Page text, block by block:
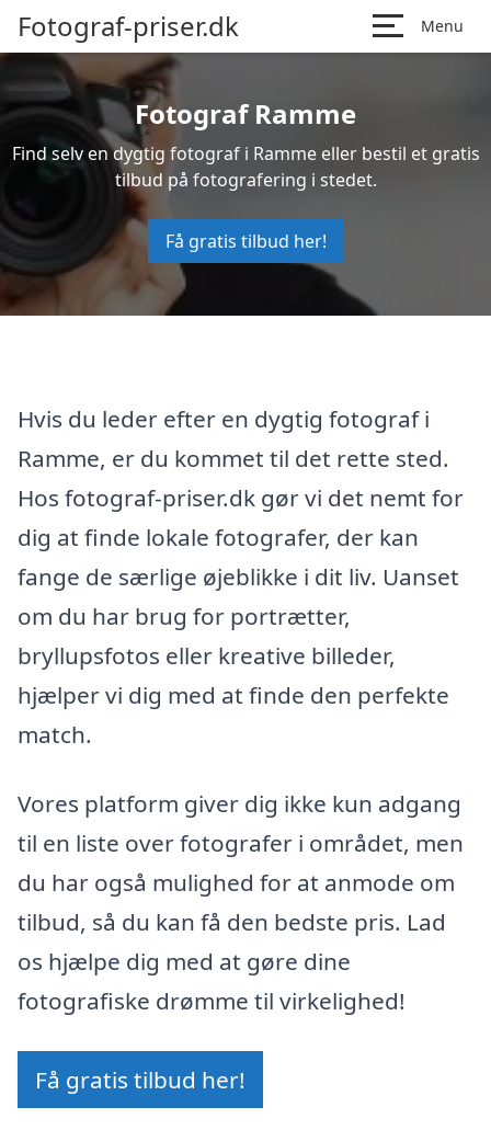
Fotograf-priser.dk Menu
Fotograf Ramme
Find selv en dygtig fotograf i Ramme eller bestil et gratis
tilbud på fotografering i stedet.
Få gratis tilbud her!
Hvis du leder efter en dygtig fotograf i
Ramme, er du kommet til det rette sted.
Hos fotograf-priser.dk gør vi det nemt for
dig at finde lokale fotografer, der kan
fange de særlige øjeblikke i dit liv. Uanset
om du har brug for portrætter,
bryllupsfotos eller kreative billeder,
hjælper vi dig med at finde den perfekte
match.
Vores platform giver dig ikke kun adgang
til en liste over fotografer i området, men
du har også mulighed for at anmode om
tilbud, så du kan få den bedste pris. Lad
os hjælpe dig med at gøre dine
fotografiske drømme til virkelighed!
Få gratis tilbud her!